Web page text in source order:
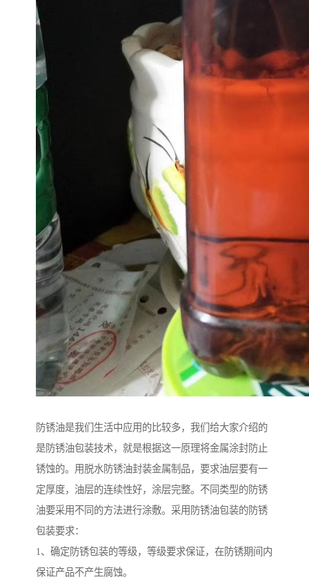
防锈油是我们生活中应用的比较多，我们给大家介绍的
是防锈油包装技术，就是根据这一原理将金属涂封防止
锈蚀的。用脱水防锈油封装金属制品，要求油层要有一
定厚度，油层的连续性好，涂层完整。不同类型的防锈
油要采用不同的方法进行涂敷。采用防锈油包装的防锈
包装要求：
1、确定防锈包装的等级，等级要求保证，在防锈期间内
保证产品不产生腐蚀。